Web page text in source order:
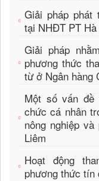
Giải pháp phát
tại NHĐT PT Hà
Giải pháp
phương thức
từ ở Ngân hàng
Một số vấn
chức cá nhân
nông nghiệp
Liêm
Hoạt động
phương thức tín